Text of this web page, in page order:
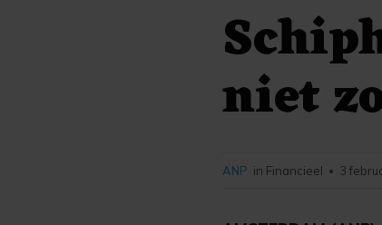
niet
ANP in Financieel • 3